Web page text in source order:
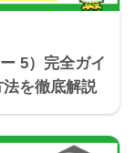
5）完全ガイ
法を徹底解説